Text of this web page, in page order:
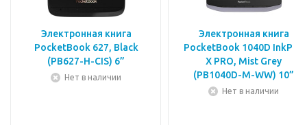
Электронная книга
PocketBook 627, Black
(PB627-H-CIS) 6”
Нет в наличии
Электронная книга
PocketBook 1040D InkPad
X PRO, Mist Grey
(PB1040D-M-WW) 10”
Нет в наличии